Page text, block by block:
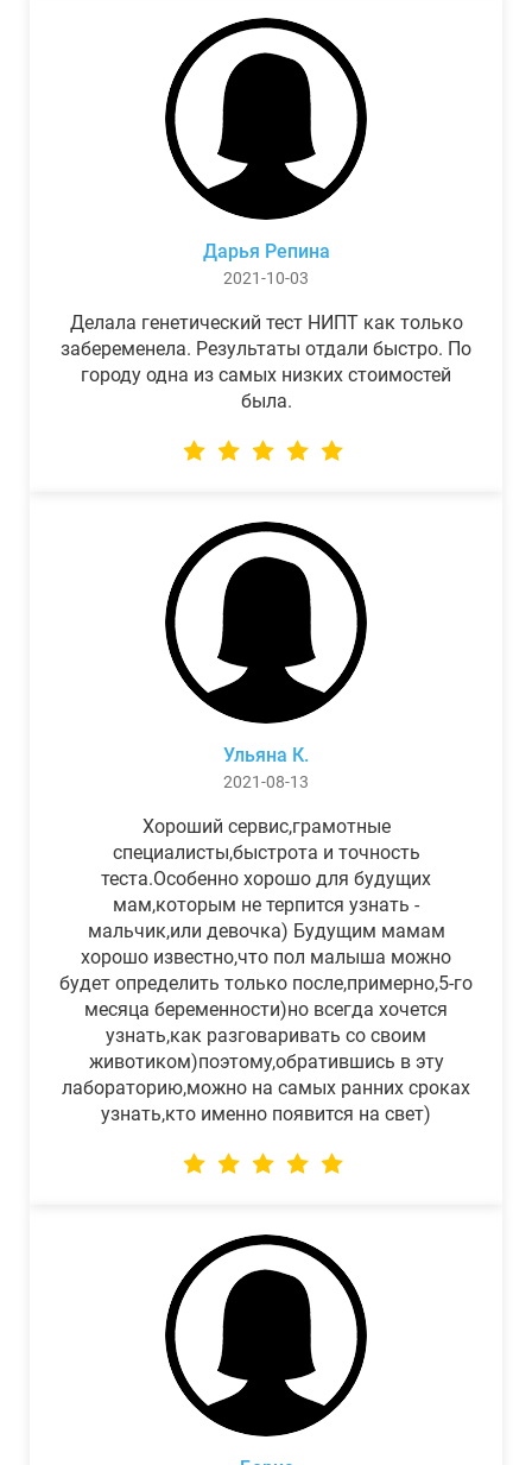
Дарья Репина
2021-10-03
Делала генетический тест НИПТ как только
забеременела. Результаты отдали быстро. По
городу одна из самых низких стоимостей
была.
Ульяна К.
2021-08-13
Хороший сервис,грамотные
специалисты,быстрота и точность
теста.Особенно хорошо для будущих
мам,которым не терпится узнать -
мальчик,или девочка) Будущим мамам
хорошо известно,что пол малыша можно
будет определить только после,примерно,5-го
месяца беременности)но всегда хочется
узнать,как разговаривать со своим
животиком)поэтому,обратившись в эту
лабораторию,можно на самых ранних сроках
узнать,кто именно появится на свет)